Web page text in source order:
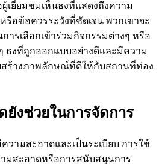
เยี่ยมชมเห็นธงที่แสดงถึงความ
รือข้อควรระวังที่ชัดเจน พวกเขาจะ
ารเลือกเข้าร่วมกิจกรรมต่างๆ หรือ
ธงที่ถูกออกแบบอย่างดีและมีความ
สร้างภาพลักษณ์ที่ดีให้กับสถานที่ท่อง
ยังช่วยในการจัดการ
วามสะอาดและเป็นระเบียบ การใช้
มสะอาดหรือการสนับสนุนการ